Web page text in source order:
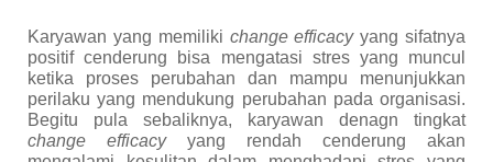
Karyawan yang memiliki change efficacyyang sifatnya
positif cenderung bisa mengatasi stres yang muncul
ketika proses perubahan dan mampu menunjukkan
perilaku yang mendukung perubahan pada organisasi.
Begitu pula sebaliknya, karyawan denagn tingkat
change efficacy yang rendah cenderung akan